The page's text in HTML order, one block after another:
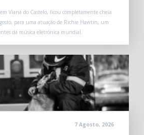
Viana do Castelo, ficou completamente cheia
para uma atuação de Richie Hawtin, um
da música eletrónica mundial.
7 Agosto, 2026